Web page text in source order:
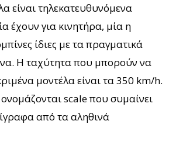
είναι τηλεκατευθυνόμενα
έχουν για κινητήρα, μία η
ίδιες με τα πραγματικά
Η ταχύτητα που μπορούν να
μοντέλα είναι τα 350 km/h.
scale που συμαίνει
από τα αληθινά